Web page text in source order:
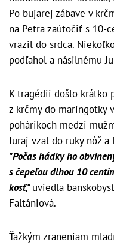
Po bujarej zábave v
na Petra zaútočiť s 10-
vrazil do srdca.
podľahol a násilnému
K tragédii došlo krátko
z krčmy do maringotky
pohárikoch medzi
Juraj vzal do ruky nôž
"Počas hádky ho
s čepeľou dlhou 10
kosť,"uviedla
Faltániová.
Ťažkým zraneniam